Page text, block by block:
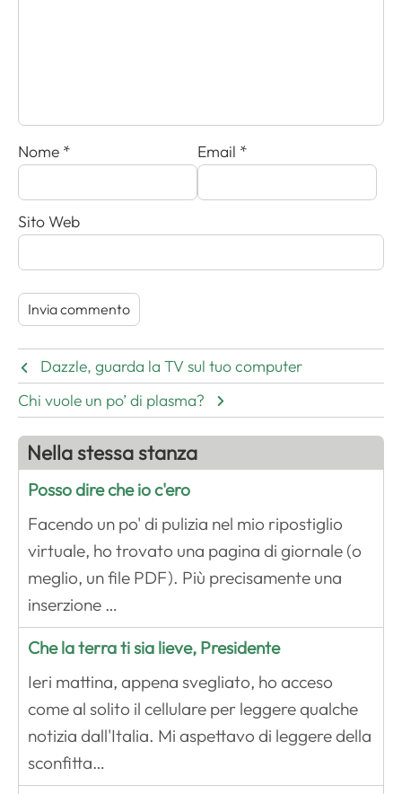
Nome * Email *
Sito Web
Dazzle, guarda la TV sul tuo computer
Chi vuole un po’ di plasma?
Nella stessa stanza
Posso dire che io c'ero
Facendo un po' di pulizia nel mio ripostiglio
virtuale, ho trovato una pagina di giornale (o
meglio, un file PDF). Più precisamente una
inserzione …
Che la terra ti sia lieve, Presidente
Ieri mattina, appena svegliato, ho acceso
come al solito il cellulare per leggere qualche
notizia dall'Italia. Mi aspettavo di leggere della
sconfitta…